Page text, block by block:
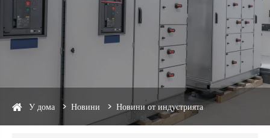
У дома Новини Новини от индустрията